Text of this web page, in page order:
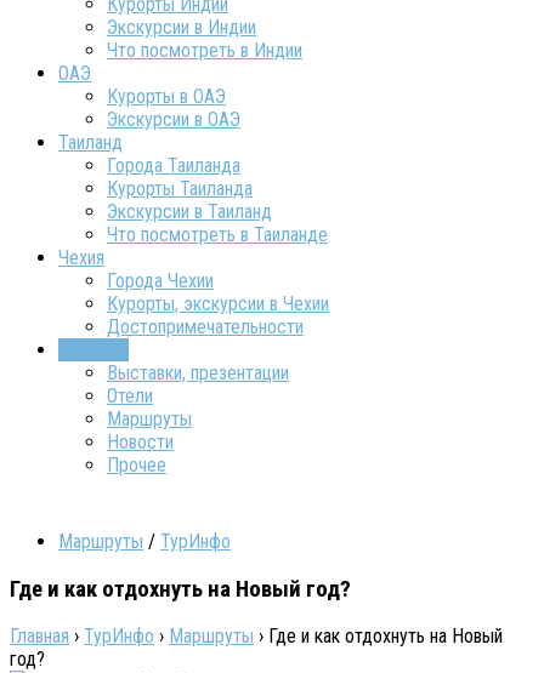
Экскурсии в Индии
Что посмотреть в Индии
ОАЭ
Курорты в ОАЭ
Экскурсии в ОАЭ
Таиланд
Города Таиланда
Курорты Таиланда
Экскурсии в Таиланд
Что посмотреть в Таиланде
Чехия
Города Чехии
Курорты, экскурсии в Чехии
Достопримечательности
Выставки, презентации
Отели
Маршруты
Новости
Прочее
Маршруты / ТурИнфо
Где и как отдохнуть на Новый год?
Главная › ТурИнфо › Маршруты › Где и как отдохнуть на Новый
год?